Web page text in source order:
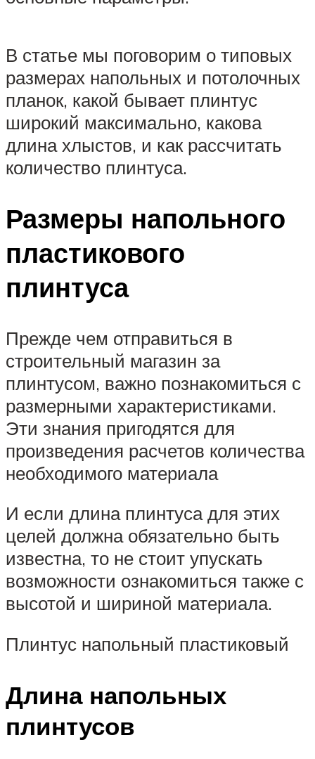
В статье мы поговорим о типовых
размерах напольных и потолочных
планок, какой бывает плинтус
широкий максимально, какова
длина хлыстов, и как рассчитать
количество плинтуса.
Размеры напольного
пластикового
плинтуса
Прежде чем отправиться в
строительный магазин за
плинтусом, важно познакомиться с
размерными характеристиками.
Эти знания пригодятся для
произведения расчетов количества
необходимого материала
И если длина плинтуса для этих
целей должна обязательно быть
известна, то не стоит упускать
возможности ознакомиться также с
высотой и шириной материала.
Плинтус напольный пластиковый
Длина напольных
плинтусов